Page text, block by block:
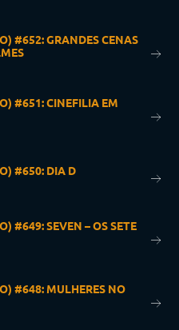
#652: GRANDES CENAS
#651: CINEFILIA EM
#650: DIA D
#649: SEVEN – OS SETE
#648: MULHERES NO